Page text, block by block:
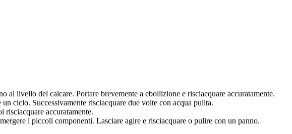
livello del calcare. Portare brevemente a ebollizione e risciacquare accuratamente.
ciclo. Successivamente risciacquare due volte con acqua pulita.
risciacquare accuratamente.
i piccoli componenti. Lasciare agire e risciacquare o pulire con un panno.